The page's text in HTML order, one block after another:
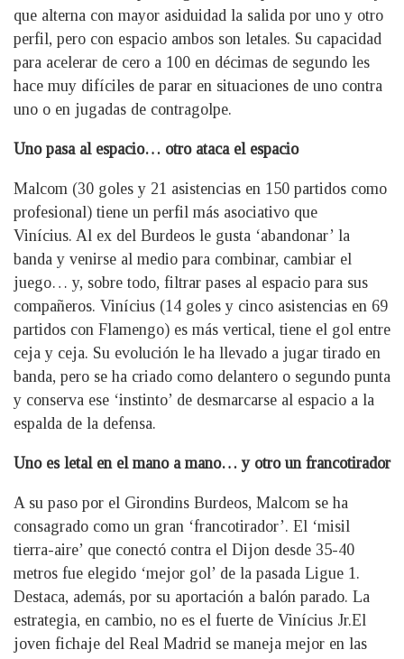
que alterna con mayor asiduidad la salida por uno y otro
perfil, pero con espacio ambos son letales. Su capacidad
para acelerar de cero a 100 en décimas de segundo les
hace muy difíciles de parar en situaciones de uno contra
uno o en jugadas de contragolpe.
Uno pasa al espacio… otro ataca el espacio
Malcom (30 goles y 21 asistencias en 150 partidos como
profesional) tiene un perfil más asociativo que
Vinícius. Al ex del Burdeos le gusta ‘abandonar’ la
banda y venirse al medio para combinar, cambiar el
juego… y, sobre todo, filtrar pases al espacio para sus
compañeros. Vinícius (14 goles y cinco asistencias en 69
partidos con Flamengo) es más vertical, tiene el gol entre
ceja y ceja. Su evolución le ha llevado a jugar tirado en
banda, pero se ha criado como delantero o segundo punta
y conserva ese ‘instinto’ de desmarcarse al espacio a la
espalda de la defensa.
Uno es letal en el mano a mano… y otro un francotirador
A su paso por el Girondins Burdeos, Malcom se ha
consagrado como un gran ‘francotirador’. El ‘misil
tierra-aire’ que conectó contra el Dijon desde 35-40
metros fue elegido ‘mejor gol’ de la pasada Ligue 1.
Destaca, además, por su aportación a balón parado. La
estrategia, en cambio, no es el fuerte de Vinícius Jr.El
joven fichaje del Real Madrid se maneja mejor en las